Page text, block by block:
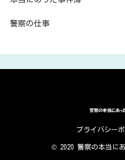
警察の仕事
プライバシー
© 2020 警察の本当に